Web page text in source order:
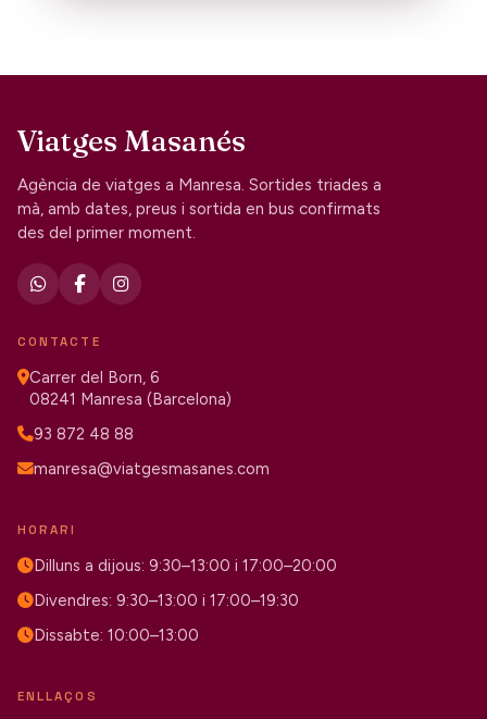
Viatges Masanés
Agència de viatges a Manresa. Sortides triades a
mà, amb dates, preus i sortida en bus confirmats
des del primer moment.
CONTACTE
Carrer del Born, 6
08241 Manresa (Barcelona)
93 872 48 88
manresa@viatgesmasanes.com
HORARI
Dilluns a dijous: 9:30–13:00 i 17:00–20:00
Divendres: 9:30–13:00 i 17:00–19:30
Dissabte: 10:00–13:00
ENLLAÇOS